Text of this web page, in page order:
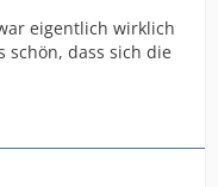
eigentlich wirklich
schön, dass sich die